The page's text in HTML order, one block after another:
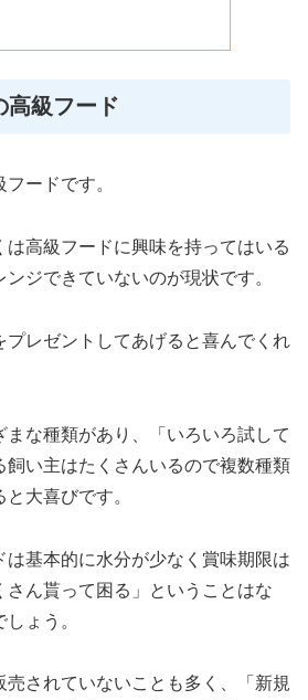
高級フード
ードです。
高級フードに興味を持ってはいる
ジできていないのが現状です。
プレゼントしてあげると喜んでくれ
な種類があり、「いろいろ試して
飼い主はたくさんいるので複数種類
大喜びです。
は基本的に水分が少なく賞味期限は
さん貰って困る」ということはな
ょう。
されていないことも多く、「新規